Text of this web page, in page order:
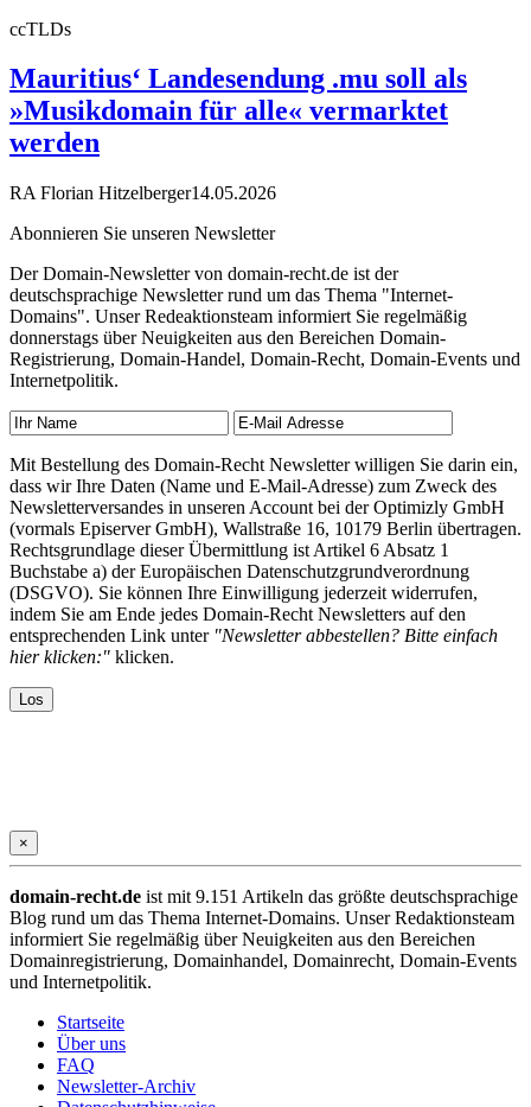
ccTLDs
Mauritius‘ Landesendung .mu soll als
»Musikdomain für alle« vermarktet
werden
RA Florian Hitzelberger14.05.2026
Abonnieren Sie unseren Newsletter
Der Domain-Newsletter von domain-recht.de ist der
deutschsprachige Newsletter rund um das Thema "Internet-
Domains". Unser Redeaktionsteam informiert Sie regelmäßig
donnerstags über Neuigkeiten aus den Bereichen Domain-
Registrierung, Domain-Handel, Domain-Recht, Domain-Events und
Internetpolitik.
Mit Bestellung des Domain-Recht Newsletter willigen Sie darin ein,
dass wir Ihre Daten (Name und E-Mail-Adresse) zum Zweck des
Newsletterversandes in unseren Account bei der Optimizly GmbH
(vormals Episerver GmbH), Wallstraße 16, 10179 Berlin übertragen.
Rechtsgrundlage dieser Übermittlung ist Artikel 6 Absatz 1
Buchstabe a) der Europäischen Datenschutzgrundverordnung
(DSGVO). Sie können Ihre Einwilligung jederzeit widerrufen,
indem Sie am Ende jedes Domain-Recht Newsletters auf den
entsprechenden Link unter "Newsletter abbestellen? Bitte einfach
hier klicken:" klicken.
×
domain-recht.de ist mit 9.151 Artikeln das größte deutschsprachige
Blog rund um das Thema Internet-Domains. Unser Redaktionsteam
informiert Sie regelmäßig über Neuigkeiten aus den Bereichen
Domainregistrierung, Domainhandel, Domainrecht, Domain-Events
und Internetpolitik.
Startseite
Über uns
FAQ
Newsletter-Archiv